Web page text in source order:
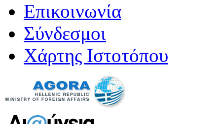
Επικοινωνία
Σύνδεσμοι
Χάρτης Ιστοτόπου